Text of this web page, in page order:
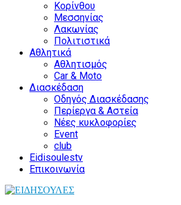
Κορίνθου
Μεσσηνίας
Λακωνίας
Πολιτιστικά
Αθλητικά
Αθλητισμός
Car & Moto
Διασκέδαση
Οδηγός Διασκέδασης
Περίεργα & Αστεία
Νέες κυκλοφορίες
Event
club
Eidisoulestv
Επικοινωνία